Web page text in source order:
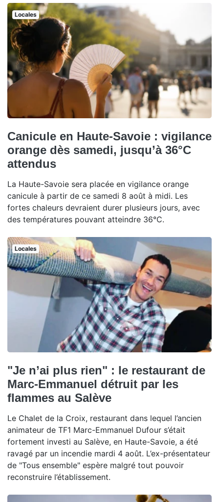
Locales
Canicule en Haute-Savoie : vigilance
orange dès samedi, jusqu’à 36°C
attendus
La Haute-Savoie sera placée en vigilance orange
canicule à partir de ce samedi 8 août à midi. Les
fortes chaleurs devraient durer plusieurs jours, avec
des températures pouvant atteindre 36°C.
Locales
"Je n’ai plus rien" : le restaurant de
Marc-Emmanuel détruit par les
flammes au Salève
Le Chalet de la Croix, restaurant dans lequel l’ancien
animateur de TF1 Marc-Emmanuel Dufour s’était
fortement investi au Salève, en Haute-Savoie, a été
ravagé par un incendie mardi 4 août. L’ex-présentateur
de "Tous ensemble" espère malgré tout pouvoir
reconstruire l’établissement.